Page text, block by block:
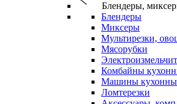
Блендеры,
Блендеры
Миксеры
Мультирезки,
Мясорубки
Комбайны
Машины
Ломтерезки